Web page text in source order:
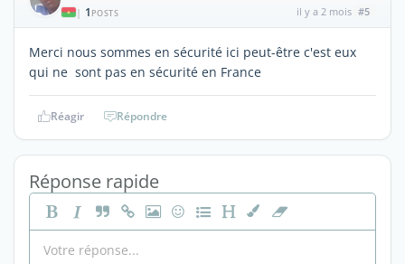
| 1 POSTS il y a 2 mois #5
Merci nous sommes en sécurité ici peut-être c'est eux
qui ne sont pas en sécurité en France
Réagir Répondre
Réponse rapide